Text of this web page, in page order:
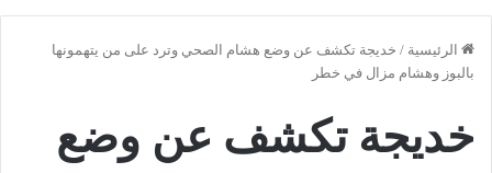
الرئيسية / خديجة تكشف عن وضع هشام الصحي وترد على من يتهمونها
بالبوز وهشام مزال في خطر
خديجة تكشف عن وضع